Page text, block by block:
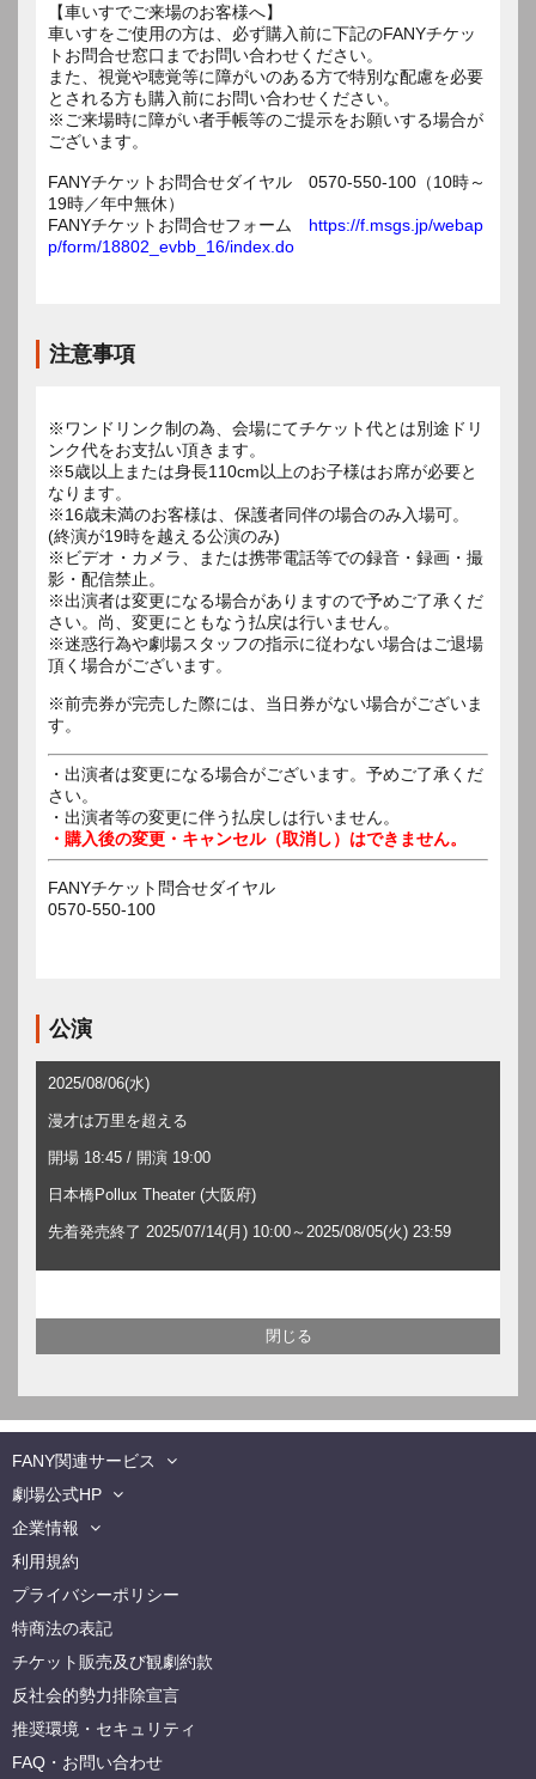
【車いすでご来場のお客様へ】
車いすをご使用の方は、必ず購入前に下記のFANYチケッ
トお問合せ窓口までお問い合わせください。
また、視覚や聴覚等に障がいのある方で特別な配慮を必要
とされる方も購入前にお問い合わせください。
※ご来場時に障がい者手帳等のご提示をお願いする場合が
ございます。
FANYチケットお問合せダイヤル 0570-550-100（10時～
19時／年中無休）
FANYチケットお問合せフォーム https://f.msgs.jp/webap
p/form/18802_evbb_16/index.do
注意事項
※ワンドリンク制の為、会場にてチケット代とは別途ドリ
ンク代をお支払い頂きます。
※5歳以上または身長110cm以上のお子様はお席が必要と
なります。
※16歳未満のお客様は、保護者同伴の場合のみ入場可。
(終演が19時を越える公演のみ)
※ビデオ・カメラ、または携帯電話等での録音・録画・撮
影・配信禁止。
※出演者は変更になる場合がありますので予めご了承くだ
さい。尚、変更にともなう払戻は行いません。
※迷惑行為や劇場スタッフの指示に従わない場合はご退場
頂く場合がございます。
※前売券が完売した際には、当日券がない場合がございま
す。
・出演者は変更になる場合がございます。予めご了承くだ
さい。
・出演者等の変更に伴う払戻しは行いません。
・購入後の変更・キャンセル（取消し）はできません。
FANYチケット問合せダイヤル
0570-550-100
公演
2025/08/06(水)
漫才は万里を超える
開場 18:45 / 開演 19:00
日本橋Pollux Theater (大阪府)
先着発売終了 2025/07/14(月) 10:00～2025/08/05(火) 23:59
FANY関連サービス
劇場公式HP
企業情報
利用規約
プライバシーポリシー
特商法の表記
チケット販売及び観劇約款
反社会的勢力排除宣言
推奨環境・セキュリティ
FAQ・お問い合わせ